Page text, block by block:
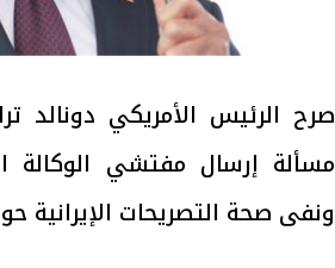
صرح الرئيس الأمريكي دونالد
مسألة إرسال مفتشي الوكالة
ونفى صحة التصريحات الإيرانية